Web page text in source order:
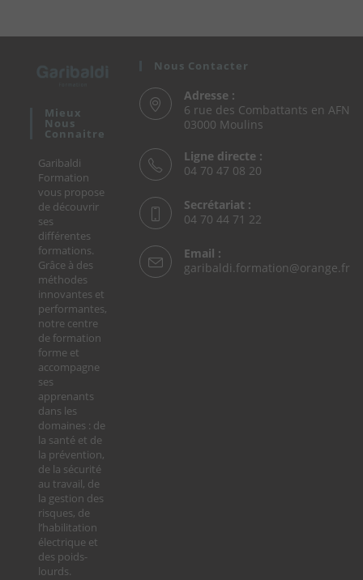
Mieux
Nous
Connaitre
Garibaldi
Formation
vous propose
de découvrir
ses
différentes
formations.
Grâce à des
méthodes
innovantes et
performantes,
notre centre
de formation
forme et
accompagne
ses
apprenants
dans les
domaines : de
la santé et de
la prévention,
de la sécurité
au travail, de
la gestion des
risques, de
l’habilitation
électrique et
des poids-
lourds.
Nous Contacter
Adresse :
6 rue des Combattants en AFN
03000 Moulins
Ligne directe :
04 70 47 08 20
Secrétariat :
04 70 44 71 22
Email :
garibaldi.formation@orange.fr